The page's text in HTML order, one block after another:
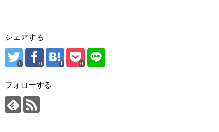
シェアする
0 0 0
フォローする